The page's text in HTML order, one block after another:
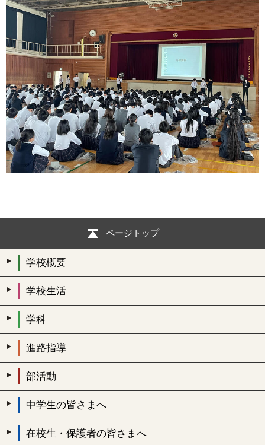
ページトップ
学校概要
学校生活
学科
進路指導
部活動
中学生の皆さまへ
在校生・保護者の皆さまへ